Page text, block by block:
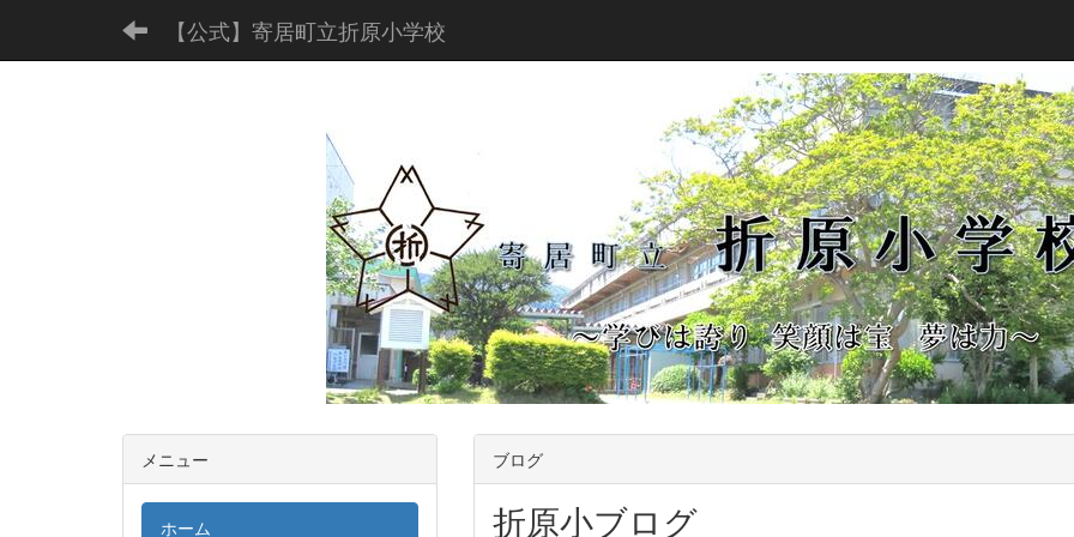
【公式】寄居町立折原小学校
ブログ
折原小ブログ
メニュー
ホーム